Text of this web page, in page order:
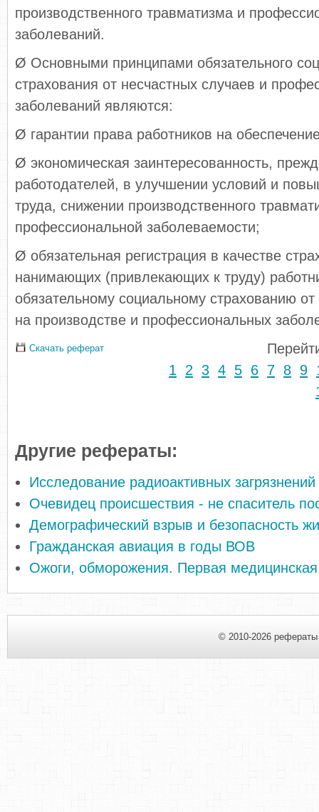
производственного травматизма и
заболеваний.
Ø Основными принципами обязательного
страхования от несчастных случаев и
заболеваний являются:
Ø гарантии права работников на
Ø экономическая заинтересованность,
работодателей, в улучшении условий и
труда, снижении производственного
профессиональной заболеваемости;
Ø обязательная регистрация в качестве
нанимающих (привлекающих к труду)
обязательному социальному страхованию
на производстве и профессиональных
Скачать реферат
1
2 3 4 5 6 7 8 9
Другие рефераты:
Исследование радиоактивных загрязнений
Очевидец происшествия - не спаситель
Демографический взрыв и безопасность
Гражданская авиация в годы ВОВ
Ожоги, обморожения. Первая
© 2010-2026 рефераты